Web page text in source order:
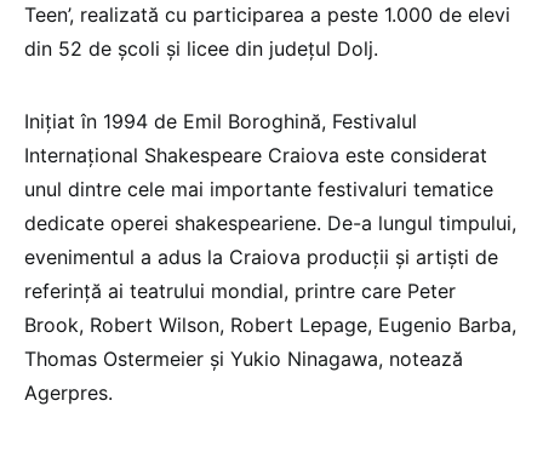
Teen’, realizată cu participarea a peste 1.000 de elevi
din 52 de şcoli şi licee din judeţul Dolj.
Iniţiat în 1994 de Emil Boroghină, Festivalul
Internaţional Shakespeare Craiova este considerat
unul dintre cele mai importante festivaluri tematice
dedicate operei shakespeariene. De-a lungul timpului,
evenimentul a adus la Craiova producţii şi artişti de
referinţă ai teatrului mondial, printre care Peter
Brook, Robert Wilson, Robert Lepage, Eugenio Barba,
Thomas Ostermeier şi Yukio Ninagawa, notează
Agerpres.